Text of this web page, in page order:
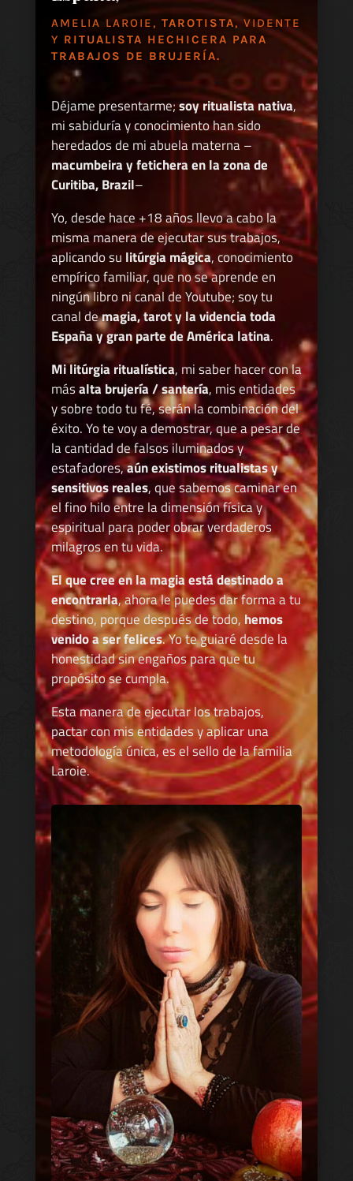
AMELIA LAROIE, TAROTISTA, VIDENTE
Y RITUALISTA HECHICERA PARA
TRABAJOS DE BRUJERÍA.
Déjame presentarme;soy ritualista nativa,
mi sabiduría y conocimiento han sido
heredados de mi abuela materna –
macumbeira y fetichera en la zona de
Curitiba, Brazil–
Yo, desde hace +18 años llevo a cabo la
misma manera de ejecutar sus trabajos,
aplicando su litúrgia mágica, conocimiento
empírico familiar, que no se aprende en
ningún libro ni canal de Youtube; soy tu
canal demagia, tarot y la videncia toda
España y gran parte de América latina.
Mi litúrgia ritualística, mi saber hacer con la
másalta brujería / santería, mis entidades
y sobre todo tu fé, serán la combinación del
éxito. Yo te voy a demostrar, que a pesar de
la cantidad de falsos iluminados y
estafadores,aún existimos ritualistas y
sensitivos reales, que sabemos caminar en
el fino hilo entre la dimensión física y
espiritual para poder obrar verdaderos
milagros en tu vida.
El que cree en la magia está destinado a
encontrarla, ahora le puedes dar forma a tu
destino, porque después de todo, hemos
venido a ser felices. Yo te guiaré desde la
honestidad sin engaños para que tu
propósito se cumpla.
Esta manera de ejecutar los trabajos,
pactar con mis entidades y aplicar una
metodología única, es el sello de la familia
Laroie.